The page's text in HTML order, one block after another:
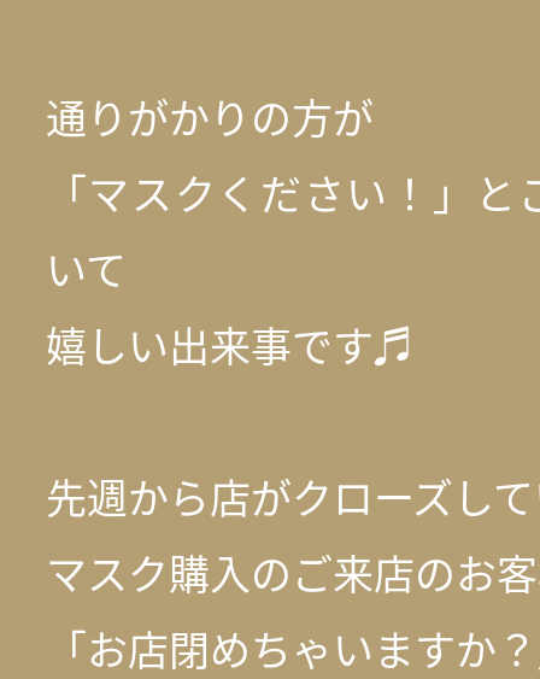
通りがかりの方が
「マスクください！」
いて
嬉しい出来事です♬
先週から店がクローズし
マスク購入のご来店のお
「お店閉めちゃいますか